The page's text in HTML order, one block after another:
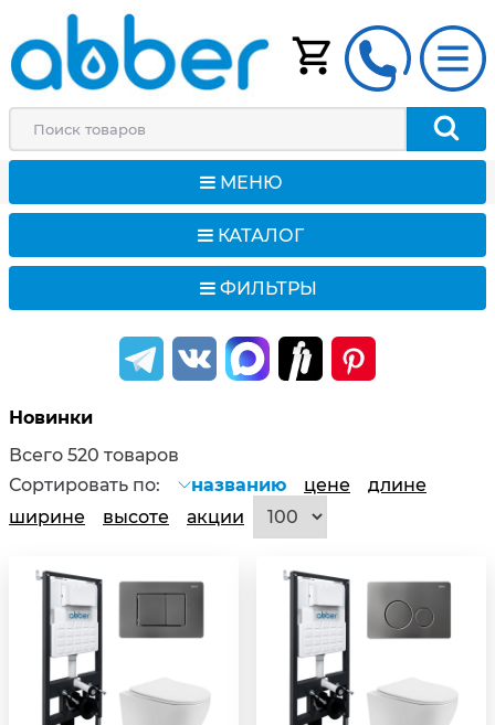
МЕНЮ
КАТАЛОГ
ФИЛЬТРЫ
Новинки
Всего 520 товаров
Сортировать по:
названию цене
длине
ширине
высоте акции